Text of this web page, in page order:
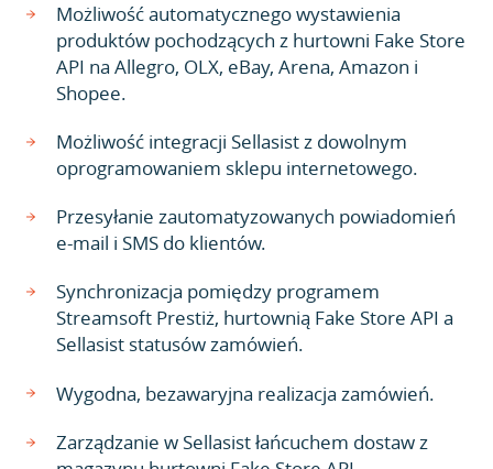
Możliwość automatycznego wystawienia
produktów pochodzących z hurtowni Fake Store
API na Allegro, OLX, eBay, Arena, Amazon i
Shopee.
Możliwość integracji Sellasist z dowolnym
oprogramowaniem sklepu internetowego.
Przesyłanie zautomatyzowanych powiadomień
e-mail i SMS do klientów.
Synchronizacja pomiędzy programem
Streamsoft Prestiż, hurtownią Fake Store API a
Sellasist statusów zamówień.
Wygodna, bezawaryjna realizacja zamówień.
Zarządzanie w Sellasist łańcuchem dostaw z